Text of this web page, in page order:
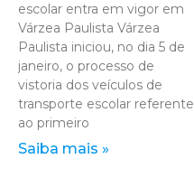
escolar entra em vigor em
Várzea Paulista Várzea
Paulista iniciou, no dia 5 de
janeiro, o processo de
vistoria dos veículos de
transporte escolar referente
ao primeiro
Saiba mais »